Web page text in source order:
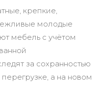
крепкие,
молодые
мебель с учётом
за сохранностью
а на новом